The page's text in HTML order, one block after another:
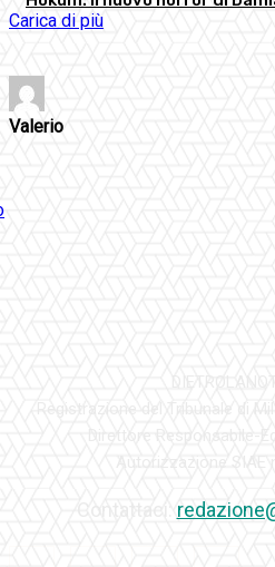
Carica di più
Valerio